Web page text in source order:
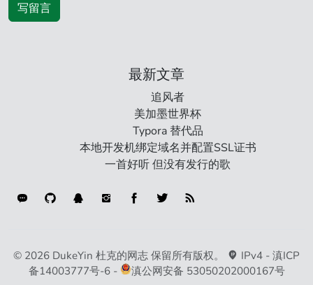
写留言
最新文章
追风者
美加墨世界杯
Typora 替代品
本地开发机绑定域名并配置SSL证书
一首好听 但没有发行的歌
© 2026 DukeYin 杜克的网志 保留所有版权。 连接类型
IPv4 - 滇ICP
备14003777号-6- 滇公网安备 53050202000167号